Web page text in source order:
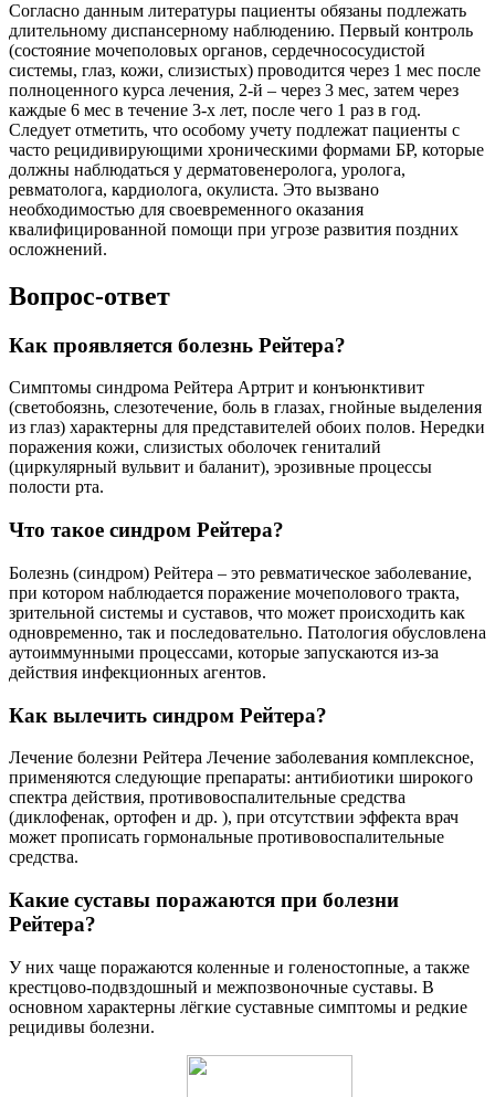
Согласно данным литературы пациенты обязаны подлежать
длительному диспансерному наблюдению. Первый контроль
(состояние мочеполовых органов, сердечнососудистой
системы, глаз, кожи, слизистых) проводится через 1 мес после
полноценного курса лечения, 2-й – через 3 мес, затем через
каждые 6 мес в течение 3-х лет, после чего 1 раз в год.
Следует отметить, что особому учету подлежат пациенты с
часто рецидивирующими хроническими формами БР, которые
должны наблюдаться у дерматовенеролога, уролога,
ревматолога, кардиолога, окулиста. Это вызвано
необходимостью для своевременного оказания
квалифицированной помощи при угрозе развития поздних
осложнений.
Вопрос-ответ
Как проявляется болезнь Рейтера?
Симптомы синдрома Рейтера Артрит и конъюнктивит
(светобоязнь, слезотечение, боль в глазах, гнойные выделения
из глаз) характерны для представителей обоих полов. Нередки
поражения кожи, слизистых оболочек гениталий
(циркулярный вульвит и баланит), эрозивные процессы
полости рта.
Что такое синдром Рейтера?
Болезнь (синдром) Рейтера – это ревматическое заболевание,
при котором наблюдается поражение мочеполового тракта,
зрительной системы и суставов, что может происходить как
одновременно, так и последовательно. Патология обусловлена
аутоиммунными процессами, которые запускаются из-за
действия инфекционных агентов.
Как вылечить синдром Рейтера?
Лечение болезни Рейтера Лечение заболевания комплексное,
применяются следующие препараты: антибиотики широкого
спектра действия, противовоспалительные средства
(диклофенак, ортофен и др. ), при отсутствии эффекта врач
может прописать гормональные противовоспалительные
средства.
Какие суставы поражаются при болезни
Рейтера?
У них чаще поражаются коленные и голеностопные, а также
крестцово-подвздошный и межпозвоночные суставы. В
основном характерны лёгкие суставные симптомы и редкие
рецидивы болезни.